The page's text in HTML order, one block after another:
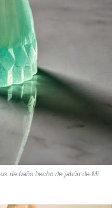
de baño hecho de jabón de Mi